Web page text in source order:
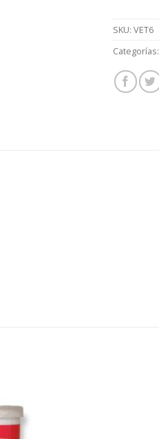
SKU: VET6
Categorías: